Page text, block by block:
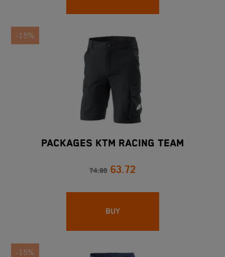
-15%
PACKAGES KTM RACING TEAM
74.96 63.72
BUY
-15%